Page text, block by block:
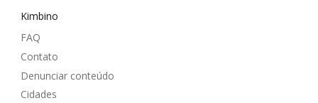
Kimbino
FAQ
Contato
Denunciar conteúdo
Cidades